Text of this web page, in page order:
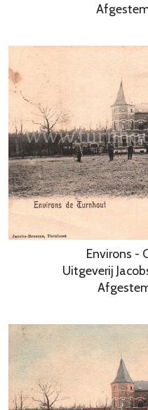
Environs -
Uitgeverij